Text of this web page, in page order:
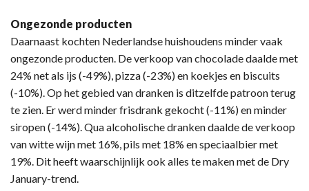
Ongezonde producten
Daarnaast kochten Nederlandse huishoudens minder vaak
ongezonde producten. De verkoop van chocolade daalde met
24% net als ijs (-49%), pizza (-23%) en koekjes en biscuits
(-10%). Op het gebied van dranken is ditzelfde patroon terug
te zien. Er werd minder frisdrank gekocht (-11%) en minder
siropen (-14%). Qua alcoholische dranken daalde de verkoop
van witte wijn met 16%, pils met 18% en speciaalbier met
19%. Dit heeft waarschijnlijk ook alles te maken met de Dry
January-trend.